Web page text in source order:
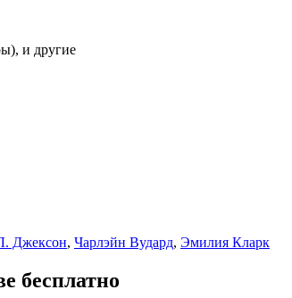
и другие
Джексон, Чарлэйн Вудард, Эмилия Кларк
бесплатно